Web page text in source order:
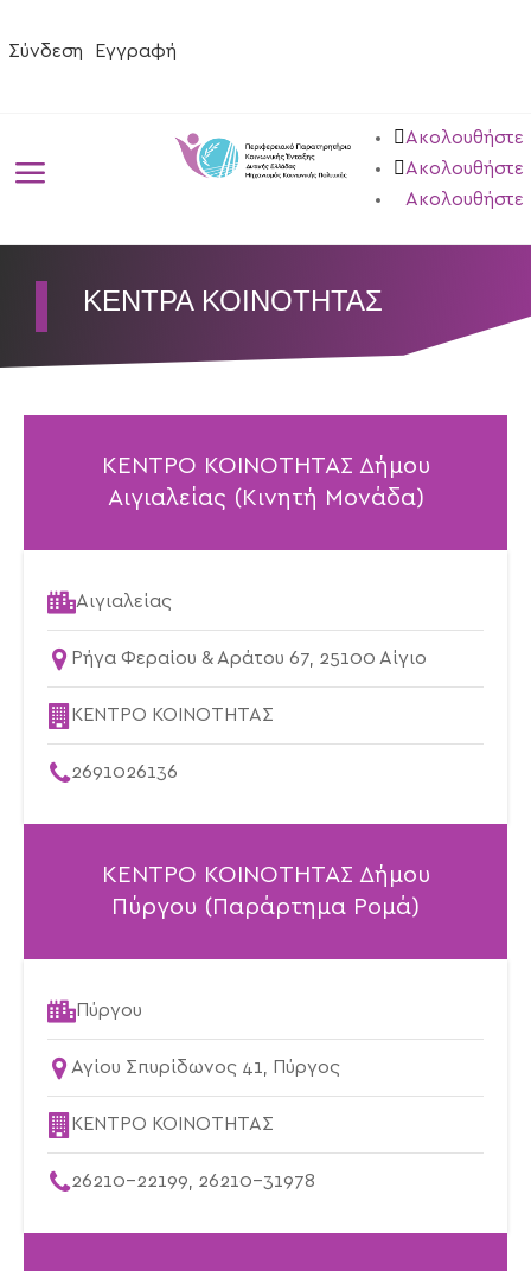
Σύνδεση Εγγραφή
a
Ακολουθήστε
Ακολουθήστε
Ακολουθήστε
ΚΕΝΤΡΑ ΚΟΙΝΟΤΗΤΑΣ
ΚΕΝΤΡΟ ΚΟΙΝΟΤΗΤΑΣ Δήμου
Αιγιαλείας (Κινητή Μονάδα)
Αιγιαλείας
Ρήγα Φεραίου & Αράτου 67, 25100 Αίγιο
ΚΕΝΤΡΟ ΚΟΙΝΟΤΗΤΑΣ
2691026136
ΚΕΝΤΡΟ ΚΟΙΝΟΤΗΤΑΣ Δήμου
Πύργου (Παράρτημα Ρομά)
Πύργου
Αγίου Σπυρίδωνος 41, Πύργος
ΚΕΝΤΡΟ ΚΟΙΝΟΤΗΤΑΣ
26210-22199, 26210-31978